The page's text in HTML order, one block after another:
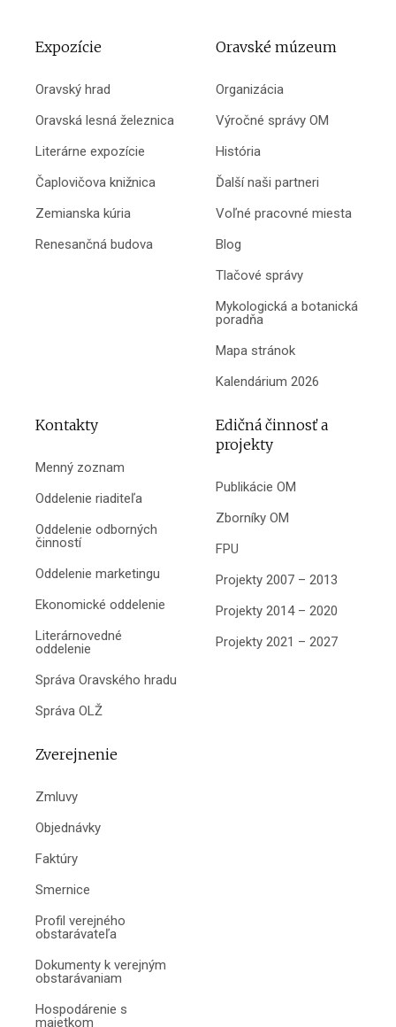
Expozície
Oravský hrad
Oravská lesná železnica
Literárne expozície
Čaplovičova knižnica
Zemianska kúria
Renesančná budova
Oravské múzeum
Organizácia
Výročné správy OM
História
Ďalší naši partneri
Voľné pracovné miesta
Blog
Tlačové správy
Mykologická a botanická
poradňa
Mapa stránok
Kalendárium 2026
Kontakty
Menný zoznam
Oddelenie riaditeľa
Oddelenie odborných
činností
Oddelenie marketingu
Ekonomické oddelenie
Literárnovedné
oddelenie
Správa Oravského hradu
Správa OLŽ
Edičná činnosť a
projekty
Publikácie OM
Zborníky OM
FPU
Projekty 2007 – 2013
Projekty 2014 – 2020
Projekty 2021 – 2027
Zverejnenie
Zmluvy
Objednávky
Faktúry
Smernice
Profil verejného
obstarávateľa
Dokumenty k verejným
obstarávaniam
Hospodárenie s
majetkom